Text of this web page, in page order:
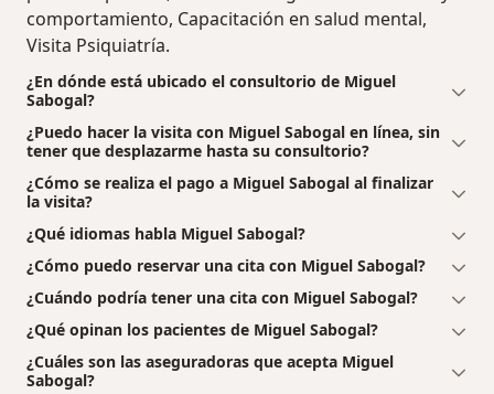
comportamiento, Capacitación en salud mental,
Visita Psiquiatría.
¿En dónde está ubicado el consultorio de Miguel
Sabogal?
¿Puedo hacer la visita con Miguel Sabogal en línea, sin
tener que desplazarme hasta su consultorio?
¿Cómo se realiza el pago a Miguel Sabogal al finalizar
la visita?
¿Qué idiomas habla Miguel Sabogal?
¿Cómo puedo reservar una cita con Miguel Sabogal?
¿Cuándo podría tener una cita con Miguel Sabogal?
¿Qué opinan los pacientes de Miguel Sabogal?
¿Cuáles son las aseguradoras que acepta Miguel
Sabogal?